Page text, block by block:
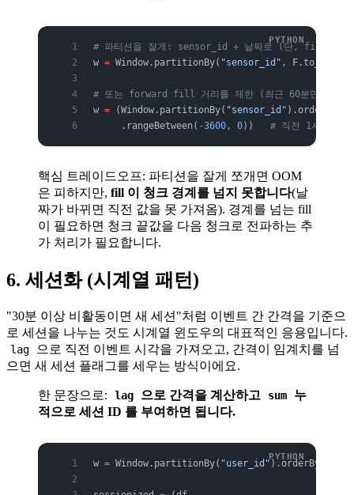
# 파티션을 잘게: sensor_id + 날짜로 (단, fill 이 날
w = Window.partitionBy( "sensor_id" , F.to_date(
# 또는 forward fill 거리를 제한 (최근 60분만 채움)
w = (Window.partitionBy( "sensor_id"
     .rangeBetween(
-3600 , 0)) # 직전 1시간 이
핵심 트레이드오프: 파티션을 잘게 쪼개면 OOM
은 피하지만, fill 이 청크 경계를 넘지 못합니다(날
짜가 바뀌면 직전 값을 못 가져옴). 경계를 넘는 fill
이 필요하면 청크 끝값을 다음 청크로 전파하는 추
가 처리가 필요합니다.
6. 세션화 (시계열 패턴)
"30분 이상 비활동이면 새 세션"처럼 이벤트 간 간격을 기준으
로 세션을 나누는 것도 시계열 윈도우의 대표적인 응용입니다.
lag
으로 직전 이벤트 시각을 가져오고, 간격이 임계치를 넘
으면 새 세션 플래그를 세우는 방식이에요.
한 문장으로: lag 으로 간격을 계산하고 sum
누
적으로 세션 ID 를 부여하면 됩니다.
w = Window.partitionBy( "user_id").orderBy(